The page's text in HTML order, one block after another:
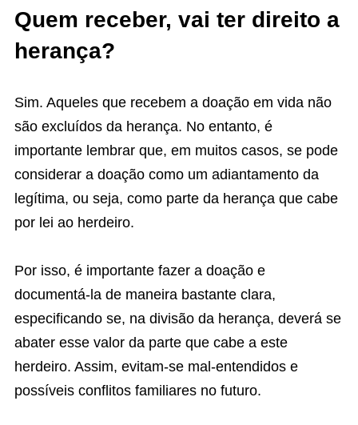
Quem receber, vai ter direito a
herança?
Sim. Aqueles que recebem a doação em vida não
são excluídos da herança. No entanto, é
importante lembrar que, em muitos casos, se pode
considerar a doação como um adiantamento da
legítima, ou seja, como parte da herança que cabe
por lei ao herdeiro.
Por isso, é importante fazer a doação e
documentá-la de maneira bastante clara,
especificando se, na divisão da herança, deverá se
abater esse valor da parte que cabe a este
herdeiro. Assim, evitam-se mal-entendidos e
possíveis conflitos familiares no futuro.